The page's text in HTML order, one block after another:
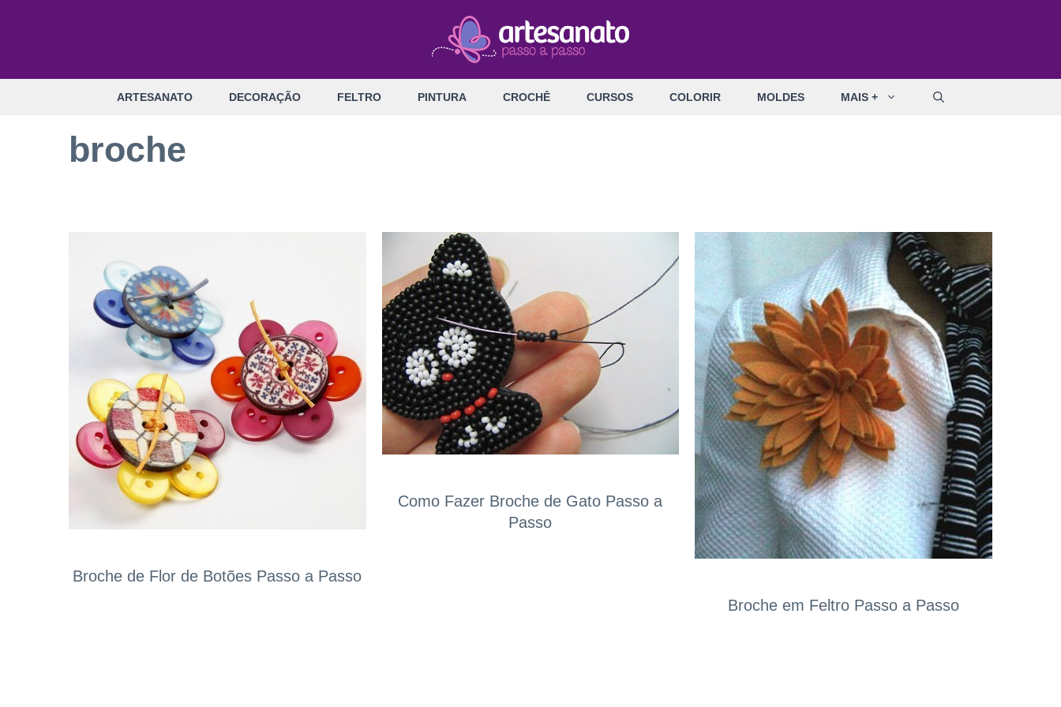
ARTESANATO DECORAÇÃO FELTRO PINTURA CROCHÊ CURSOS COLORIR MOLDES MAIS +
broche
Broche de Flor de Botões Passo a Passo
Como Fazer Broche de Gato Passo a
Passo
Broche em Feltro Passo a Passo